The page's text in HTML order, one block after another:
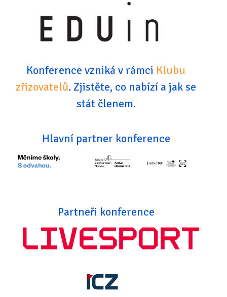
Konference vzniká v rámci Klubu
zřizovatelů. Zjistěte, co nabízí a jak se
stát členem.
Hlavní partner konference
Partneři konference